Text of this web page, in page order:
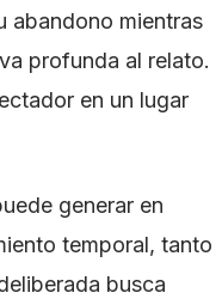
abandono mientras
profunda al relato.
en un lugar
generar en
temporal, tanto
busca